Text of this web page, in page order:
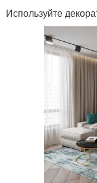
Используйте